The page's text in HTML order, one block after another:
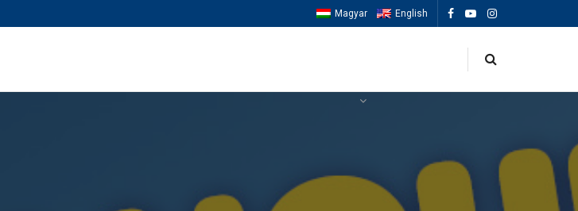
Magyar English
ESEMÉNYEK MACCABIAH 2025